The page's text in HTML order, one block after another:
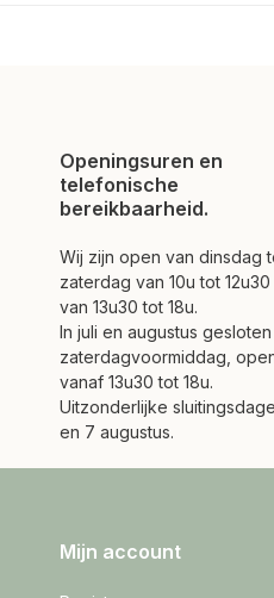
Openingsuren en
telefonische
bereikbaarheid.
Wij zijn open van dinsdag
zaterdag van 10u tot 12u30
van 13u30 tot 18u.
In juli en augustus
zaterdagvoormiddag,
vanaf 13u30 tot 18u.
Uitzonderlijke
en 7 augustus.
Mijn account